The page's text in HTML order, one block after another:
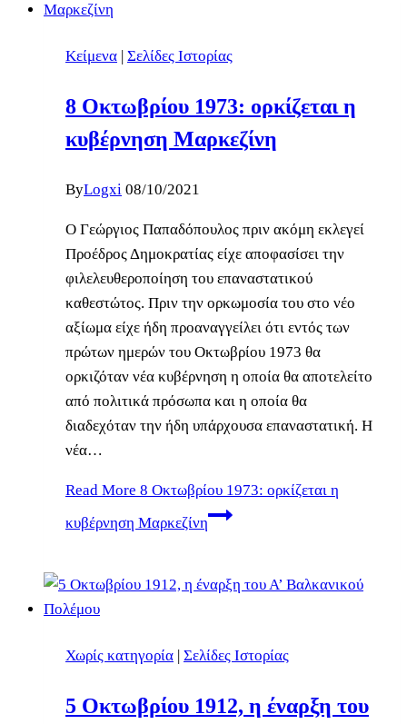
Κείμενα | Σελίδες Ιστορίας
8 Οκτωβρίου 1973: ορκίζεται η
κυβέρνηση Μαρκεζίνη
ByLogxi 08/10/2021
Ο Γεώργιος Παπαδόπουλος πριν ακόμη εκλεγεί
Προέδρος Δημοκρατίας είχε αποφασίσει την
φιλελευθεροποίηση του επαναστατικού
καθεστώτος. Πριν την ορκωμοσία του στο νέο
αξίωμα είχε ήδη προαναγγείλει ότι εντός των
πρώτων ημερών του Οκτωβρίου 1973 θα
ορκιζόταν νέα κυβέρνηση η οποία θα αποτελείτο
από πολιτικά πρόσωπα και η οποία θα
διαδεχόταν την ήδη υπάρχουσα επαναστατική. Η
νέα…
Read More 8 Οκτωβρίου 1973: ορκίζεται η
κυβέρνηση Μαρκεζίνη
Χωρίς κατηγορία | Σελίδες Ιστορίας
5 Οκτωβρίου 1912, η έναρξη του